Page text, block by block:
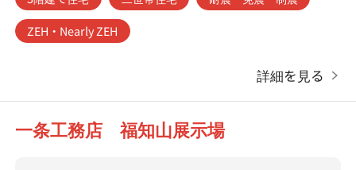
ZEH・Nearly ZEH
詳細を見る
一条工務店 福知山展示場